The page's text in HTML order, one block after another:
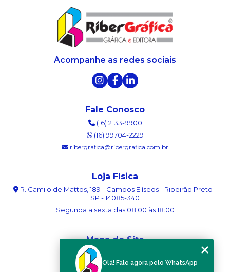
Acompanhe as redes sociais
Fale Conosco
(16) 2133-9900
(16) 99704-2229
ribergrafica@ribergrafica.com.br
Loja Física
R. Camilo de Mattos, 189 - Campos Elíseos - Ribeirão Preto -
SP - 14085-340
Segunda a sexta das 08:00 às 18:00
Mapa do Site
Sobre nós
Olá! Fale agora pelo WhatsApp